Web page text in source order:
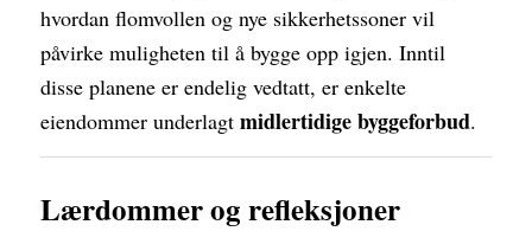
hvordan flomvollen og nye sikkerhetssoner vil
påvirke muligheten til å bygge opp igjen. Inntil
disse planene er endelig vedtatt, er enkelte
eiendommer underlagt midlertidige byggeforbud.
Lærdommer og refleksjoner